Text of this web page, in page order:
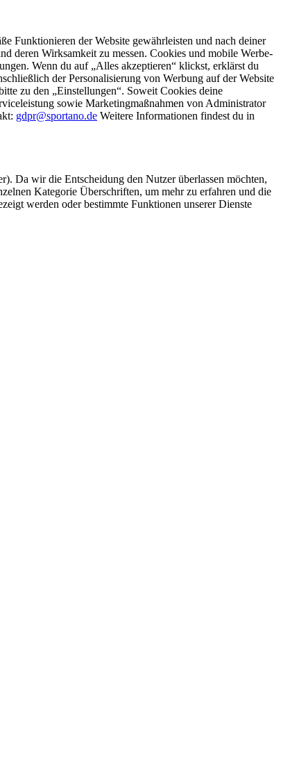
Funktionieren der Website gewährleisten und nach deiner
deren Wirksamkeit zu messen. Cookies und mobile Werbe-
Wenn du auf „Alles akzeptieren“ klickst, erklärst du
der Personalisierung von Werbung auf der Website
zu den „Einstellungen“. Soweit Cookies deine
sowie Marketingmaßnahmen von Administrator
gdpr@sportano.de Weitere Informationen findest du in
Da wir die Entscheidung den Nutzer überlassen möchten,
Kategorie Überschriften, um mehr zu erfahren und die
werden oder bestimmte Funktionen unserer Dienste